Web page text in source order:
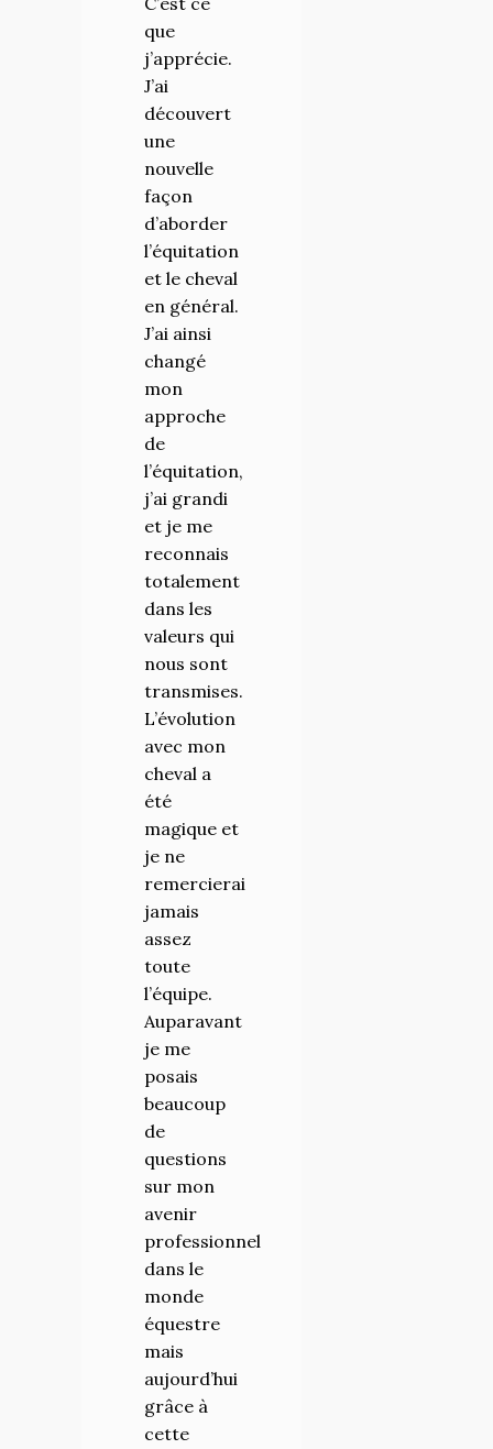
que
j’apprécie.
J’ai
découvert
une
nouvelle
façon
d’aborder
l’équitation
et le cheval
en général.
J’ai ainsi
changé
mon
approche
de
l’équitation,
j’ai grandi
et je me
reconnais
totalement
dans les
valeurs qui
nous sont
transmises.
L’évolution
avec mon
cheval a
été
magique et
je ne
remercierai
jamais
assez
toute
l’équipe.
Auparavant
je me
posais
beaucoup
de
questions
sur mon
avenir
professionnel
dans le
monde
équestre
mais
aujourd’hui
grâce à
cette